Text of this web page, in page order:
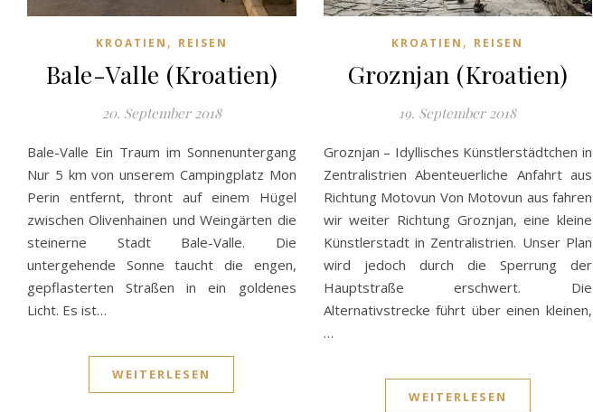
KROATIEN , REISEN
Bale-Valle (Kroatien)
20. September 2018
Bale-Valle Ein Traum im Sonnenuntergang
Nur 5 km von unserem Campingplatz Mon
Perin entfernt, thront auf einem Hügel
zwischen Olivenhainen und Weingärten die
steinerne Stadt Bale-Valle. Die
untergehende Sonne taucht die engen,
gepflasterten Straßen in ein goldenes
Licht. Es ist…
WEITERLESEN
KROATIEN , REISEN
Groznjan (Kroatien)
19. September 2018
Groznjan – Idyllisches Künstlerstädtchen in
Zentralistrien Abenteuerliche Anfahrt aus
Richtung Motovun Von Motovun aus fahren
wir weiter Richtung Groznjan, eine kleine
Künstlerstadt in Zentralistrien. Unser Plan
wird jedoch durch die Sperrung der
Hauptstraße erschwert. Die
Alternativstrecke führt über einen kleinen,
…
WEITERLESEN